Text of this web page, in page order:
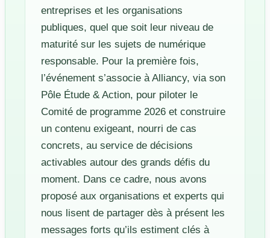
entreprises et les organisations
publiques, quel que soit leur niveau de
maturité sur les sujets de numérique
responsable. Pour la première fois,
l’événement s’associe à Alliancy, via son
Pôle Étude & Action, pour piloter le
Comité de programme 2026 et construire
un contenu exigeant, nourri de cas
concrets, au service de décisions
activables autour des grands défis du
moment. Dans ce cadre, nous avons
proposé aux organisations et experts qui
nous lisent de partager dès à présent les
messages forts qu’ils estiment clés à